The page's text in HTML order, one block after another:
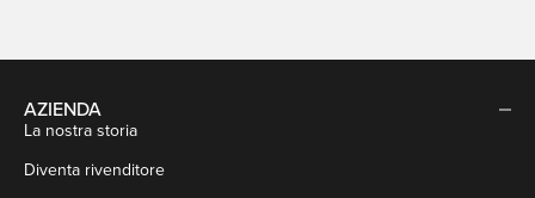
AZIENDA
La nostra storia
Diventa rivenditore